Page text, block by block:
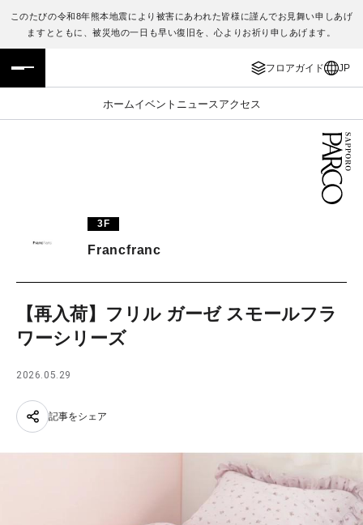
このたびの令和8年熊本地震により被害にあわれた皆様に謹んでお見舞い申しあげ
ますとともに、被災地の一日も早い復旧を、心よりお祈り申しあげます。
フロアガイド JP
ホームイベント ニュース アクセス
フロアガイド
施設案内・アクセス
TAX FREE
JP
ENGLISH
繁体字
日本語
3F
Francfranc
【再入荷】フリル ガーゼ スモールフラ
ワーシリーズ
2026.05.29
記事をシェア